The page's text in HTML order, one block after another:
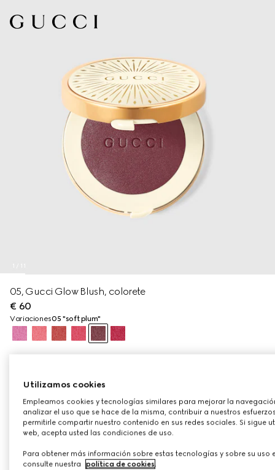
05, Gucci Glow Blush, colorete
€ 60
Variaciones05 "soft plum"
Utilizamos cookies
Empleamos cookies y tecnologías similares para mejorar la
analizar el uso que se hace de la misma, contribuir a nuestros
permitirle compartir nuestro contenido en sus redes sociales. Si sigue
web, acepta usted las condiciones de uso.
Para obtener más información sobre estas tecnologías y sobre su uso
consulte nuestra
política de cookies.